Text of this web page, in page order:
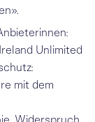
.
Unlimited
mit dem
Widerspruch